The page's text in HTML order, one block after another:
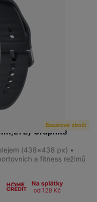
Graphite
Bazarové zboží
(438×438 px) •
a fitness režimů
Na splátky
od 128 Kč